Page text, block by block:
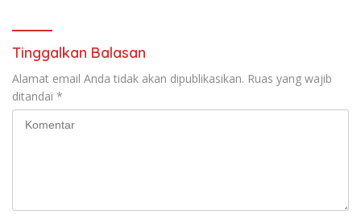
Tinggalkan Balasan
Alamat email Anda tidak akan dipublikasikan. Ruas yang wajib
ditandai *